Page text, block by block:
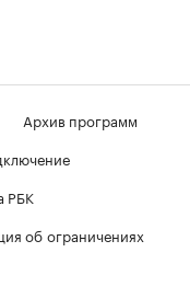
Архив программ
РБК
об ограничениях